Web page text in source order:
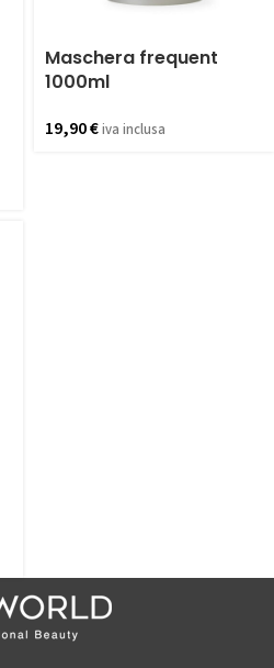
Maschera frequent
1000ml
19,90€iva inclusa